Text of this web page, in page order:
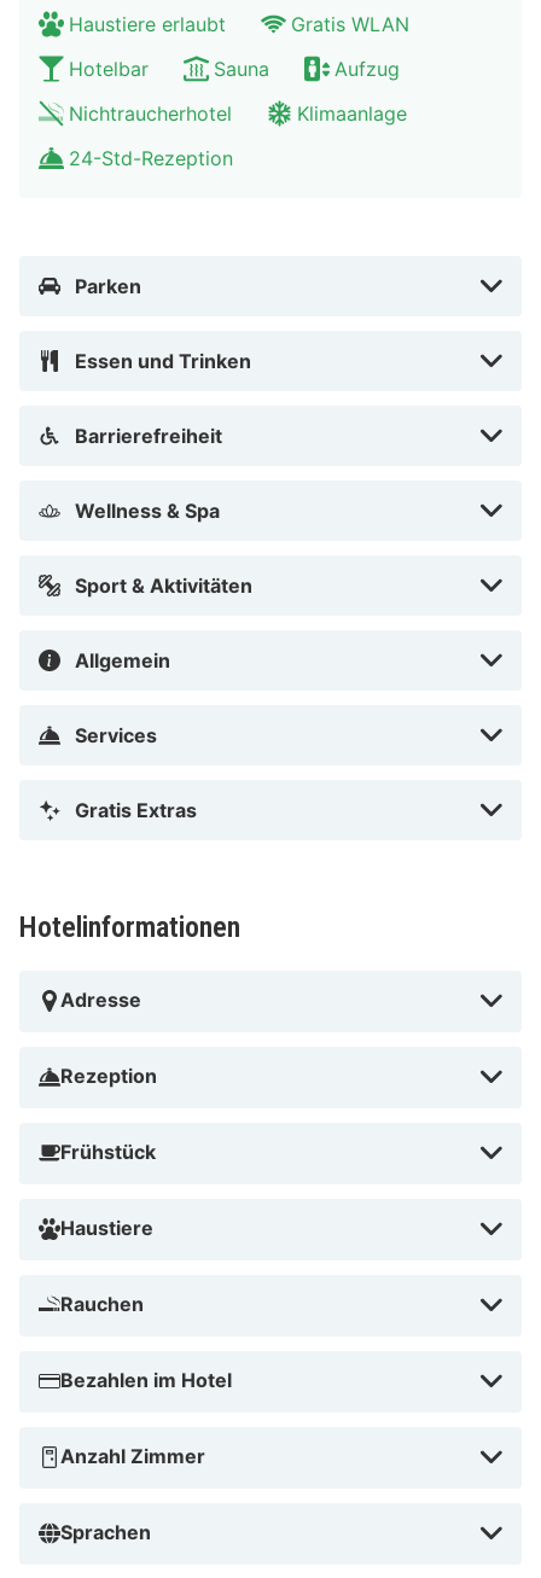
der UNESCO Bergpark Wilhelmshöhe, nur 15 Minuten
von dem Hotel entfernt. Buche jetzt deinen Aufenthalt
im August 2026 schon ab 121,28 € und entdecke
Kassel ganz bequem zu Fuß!
Haustiere erlaubt
Gratis WLAN
Hotelbar
Sauna
Aufzug
Nichtraucherhotel
Klimaanlage
24-Std-Rezeption
Parken
Essen und Trinken
Barrierefreiheit
Wellness & Spa
Sport & Aktivitäten
Allgemein
Services
Gratis Extras
Hotelinformationen
Adresse
Rezeption
Frühstück
Haustiere
Rauchen
Bezahlen im Hotel
Anzahl Zimmer
Sprachen